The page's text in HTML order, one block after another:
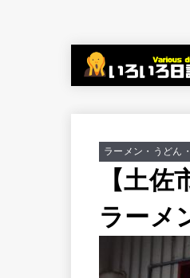
ラーメン・うどん
【土
ラーメ